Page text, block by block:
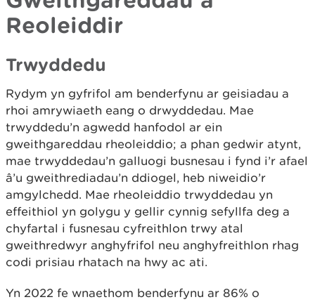
Reoleiddir
Trwyddedu
Rydym yn gyfrifol am benderfynu ar geisiadau a
rhoi amrywiaeth eang o drwyddedau. Mae
trwyddedu’n agwedd hanfodol ar ein
gweithgareddau rheoleiddio; a phan gedwir atynt,
mae trwyddedau’n galluogi busnesau i fynd i’r afael
â’u gweithrediadau’n ddiogel, heb niweidio’r
amgylchedd. Mae rheoleiddio trwyddedau yn
effeithiol yn golygu y gellir cynnig sefyllfa deg a
chyfartal i fusnesau cyfreithlon trwy atal
gweithredwyr anghyfrifol neu anghyfreithlon rhag
codi prisiau rhatach na hwy ac ati.
Yn 2022 fe wnaethom benderfynu ar 86% o